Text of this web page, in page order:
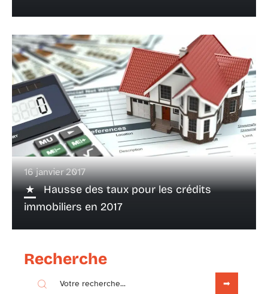
16 janvier 2017
Hausse des taux pour les crédits
immobiliers en 2017
Recherche